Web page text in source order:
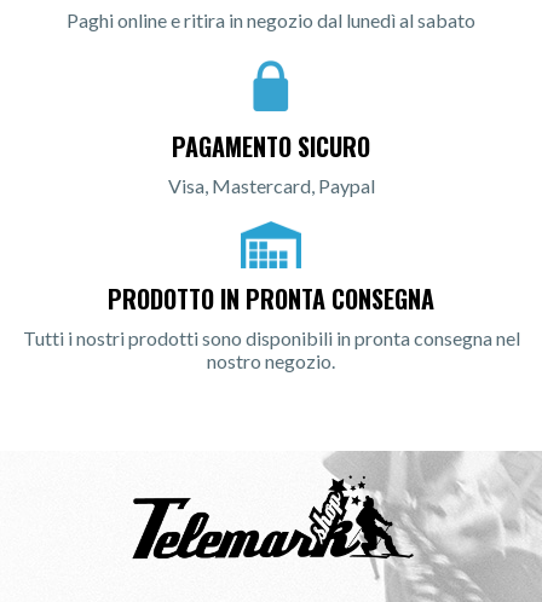
Paghi online e ritira in negozio dal lunedì al sabato
PAGAMENTO SICURO
Visa, Mastercard, Paypal
PRODOTTO IN PRONTA CONSEGNA
Tutti i nostri prodotti sono disponibili in pronta consegna nel
nostro negozio.